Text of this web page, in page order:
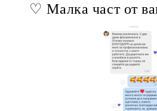
♡ Малка част от